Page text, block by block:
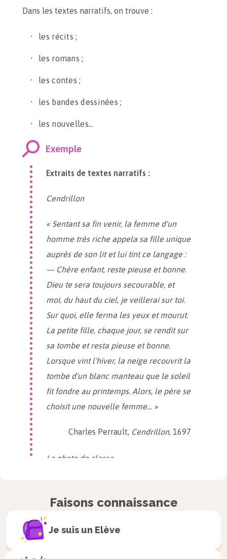
Dans les textes narratifs, on trouve :
les récits ;
les romans ;
les contes ;
les bandes dessinées ;
les nouvelles…
Exemple
Extraits de textes narratifs :
Cendrillon
« Sentant sa fin venir, la femme d'un
homme très riche appela sa fille unique
auprès de son lit et lui tint ce langage :
— Chère enfant, reste pieuse et bonne.
Dieu te sera toujours secourable, et
moi, du haut du ciel, je veillerai sur toi.
Sur quoi, elle ferma les yeux et mourut.
La petite fille, chaque jour, se rendit sur
sa tombe et resta pieuse et bonne.
Lorsque vint l'hiver, la neige recouvrit la
tombe d'un blanc manteau que le soleil
fit fondre au printemps. Alors, le père se
choisit une nouvelle femme… »
Charles Perrault, Cendrillon, 1697
La photo de classe
l’école bien contents, parce qu’on va
pour nous un souvenir que nous allons
Faisons connaissance
Je suis un Elève